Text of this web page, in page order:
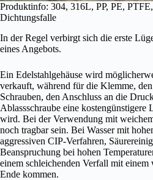
Produktinfo: 304, 316L, PP, PE,
Dichtungsfalle
In der Regel verbirgt sich die erste
eines Angebots.
Ein Edelstahlgehäuse wird
verkauft, während für die Klemme,
Schrauben, den Anschluss an die
Ablassschraube eine kostengünstigere
wird. Bei der Verwendung mit
noch tragbar sein. Bei Wasser mit
aggressiven CIP-Verfahren,
Beanspruchung bei hohen
einem schleichenden Verfall mit
Ende kommen.